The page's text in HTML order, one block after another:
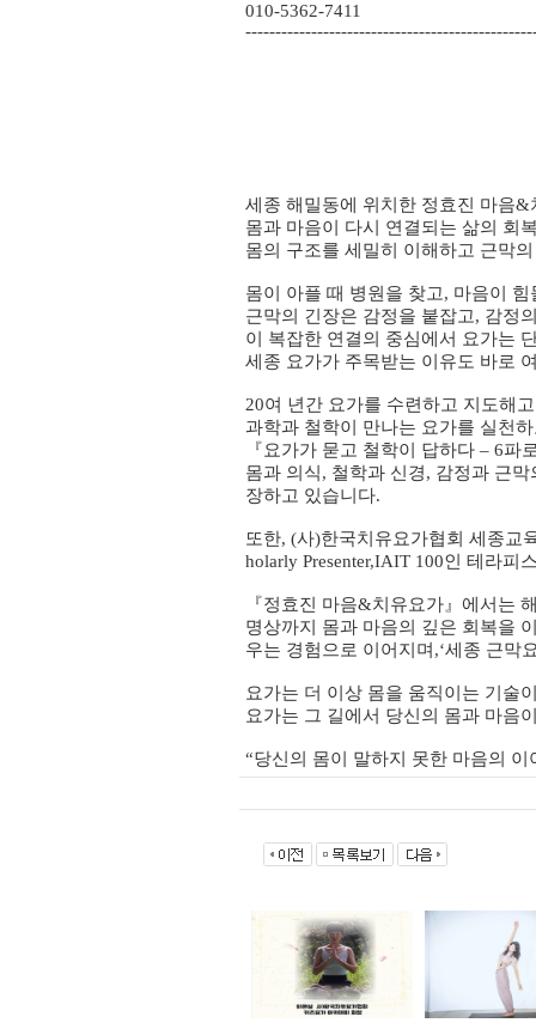
010-5362-7411
세종 해밀동에 위치한 정효진 마음
몸과 마음이 다시 연결되는 삶의 회
몸의 구조를 세밀히 이해하고 근막
몸이 아플 때 병원을 찾고, 마음이
근막의 긴장은 감정을 붙잡고, 감정
이 복잡한 연결의 중심에서 요가는
세종 요가가 주목받는 이유도 바로
20여 년간 요가를 수련하고 지도해
과학과 철학이 만나는 요가를 실천
『요가가 묻고 철학이 답하다 – 6
몸과 의식, 철학과 신경, 감정과 근
장하고 있습니다.
또한, (사)한국치유요가협회 세종교
holarly Presenter,IAIT 100인 테라피
『정효진 마음&치유요가』에서는
명상까지 몸과 마음의 깊은 회복을
우는 경험으로 이어지며,‘세종 근막
요가는 더 이상 몸을 움직이는 기술
요가는 그 길에서 당신의 몸과 마음
“당신의 몸이 말하지 못한 마음의